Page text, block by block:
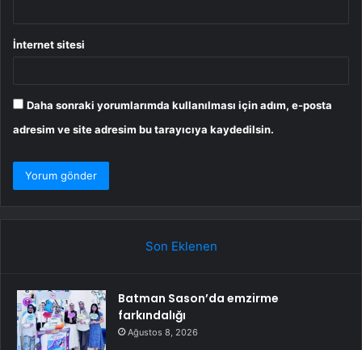
İnternet sitesi
Daha sonraki yorumlarımda kullanılması için adım, e-posta
adresim ve site adresim bu tarayıcıya kaydedilsin.
Son Eklenen
Batman Sason’da emzirme
farkındalığı
Ağustos 8, 2026